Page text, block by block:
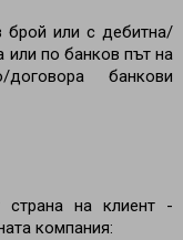
или с дебитна/
или по банков път на
банкови
страна на клиент -
компания: